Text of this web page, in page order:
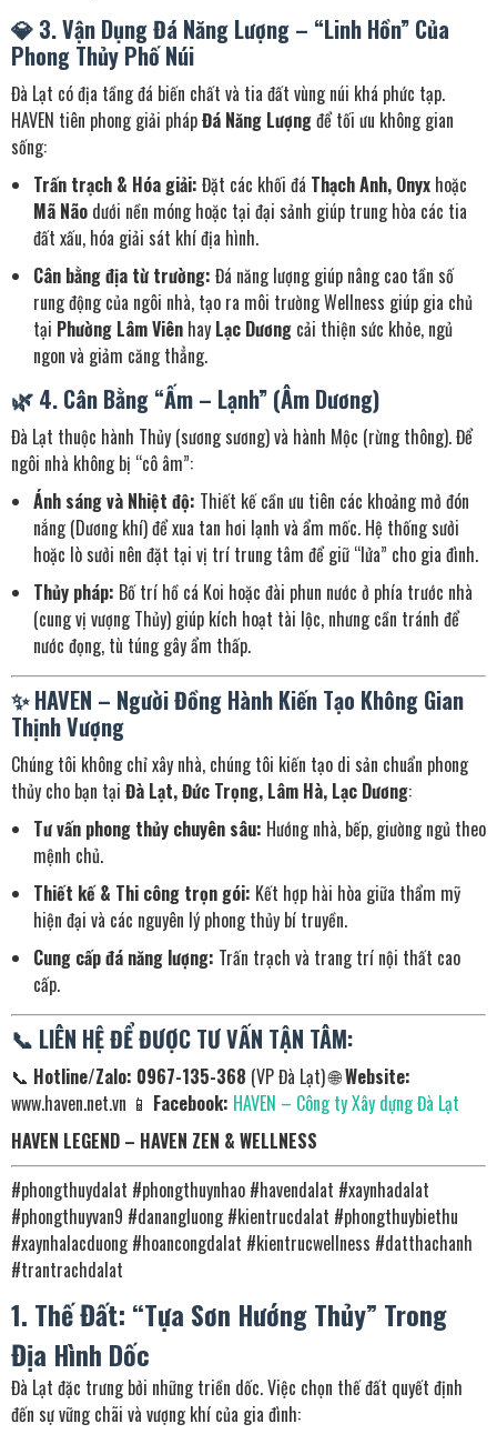
💎 3. Vận Dụng Đá Năng Lượng – “Linh Hồn” Của
Phong Thủy Phố Núi
Đà Lạt có địa tầng đá biến chất và tia đất vùng núi khá phức tạp.
HAVEN tiên phong giải phápĐá Năng Lượngđể tối ưu không gian
sống:
Trấn trạch & Hóa giải: Đặt các khối đá Thạch Anh, Onyx hoặc
Mã Não dưới nền móng hoặc tại đại sảnh giúp trung hòa các tia
đất xấu, hóa giải sát khí địa hình.
Cân bằng địa từ trường: Đá năng lượng giúp nâng cao tần số
rung động của ngôi nhà, tạo ra môi trường Wellness giúp gia chủ
tại Phường Lâm Viên hay Lạc Dương cải thiện sức khỏe, ngủ
ngon và giảm căng thẳng.
🌿 4. Cân Bằng “Ấm – Lạnh” (Âm Dương)
Đà Lạt thuộc hành Thủy (sương sương) và hành Mộc (rừng thông). Để
ngôi nhà không bị “cô âm”:
Ánh sáng và Nhiệt độ: Thiết kế cần ưu tiên các khoảng mở đón
nắng (Dương khí) để xua tan hơi lạnh và ẩm mốc. Hệ thống sưởi
hoặc lò sưởi nên đặt tại vị trí trung tâm để giữ “lửa” cho gia đình.
Thủy pháp: Bố trí hồ cá Koi hoặc đài phun nước ở phía trước nhà
(cung vị vượng Thủy) giúp kích hoạt tài lộc, nhưng cần tránh để
nước đọng, tù túng gây ẩm thấp.
✨ HAVEN – Người Đồng Hành Kiến Tạo Không Gian
Thịnh Vượng
Chúng tôi không chỉ xây nhà, chúng tôi kiến tạo di sản chuẩn phong
thủy cho bạn tại Đà Lạt, Đức Trọng, Lâm Hà, Lạc Dương:
Tư vấn phong thủy chuyên sâu: Hướng nhà, bếp, giường ngủ theo
mệnh chủ.
Thiết kế & Thi công trọn gói: Kết hợp hài hòa giữa thẩm mỹ
hiện đại và các nguyên lý phong thủy bí truyền.
Cung cấp đá năng lượng: Trấn trạch và trang trí nội thất cao
cấp.
📞 LIÊN HỆ ĐỂ ĐƯỢC TƯ VẤN TẬN TÂM:
📞 Hotline/Zalo: 0967-135-368 (VP Đà Lạt) 🌐Website:
www.haven.net.vn 📱 Facebook: HAVEN – Công ty Xây dựng Đà Lạt
HAVEN LEGEND – HAVEN ZEN & WELLNESS
#phongthuydalat #phongthuynhao #havendalat #xaynhadalat
#phongthuyvan9 #danangluong #kientrucdalat #phongthuybiethu
#xaynhalacduong #hoancongdalat #kientrucwellness #datthachanh
#trantrachdalat
1. Thế Đất: “Tựa Sơn Hướng Thủy” Trong
Địa Hình Dốc
Đà Lạt đặc trưng bởi những triền dốc. Việc chọn thế đất quyết định
đến sự vững chãi và vượng khí của gia đình: